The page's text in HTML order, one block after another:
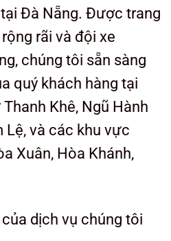
Đà Nẵng. Được trang
rãi và đội xe
chúng tôi sẵn sàng
quý khách hàng tại
Khê, Ngũ Hành
Lệ, và các khu vực
Xuân, Hòa Khánh,
dịch vụ chúng tôi